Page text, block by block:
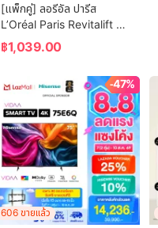
[แพ็กคู่] ลอรีอัล ปารีส
L’Oréal Paris Revitalift
เดย์ครีม SPF35 PA++
50ml + ไนท์ครีม 50ml ครีม
บำรุงผิว ลดเลือนริ้วรอย
฿1,039.00
-47%
606 ขายแล้ว